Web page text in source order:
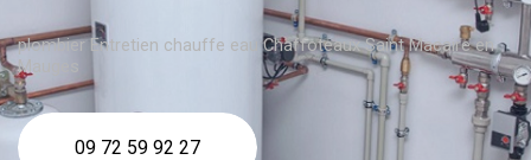
plombier Entretien chauffe eau Chaffoteaux Saint Macaire en
Mauges
09 72 59 92 27